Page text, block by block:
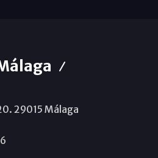
29015 Málaga